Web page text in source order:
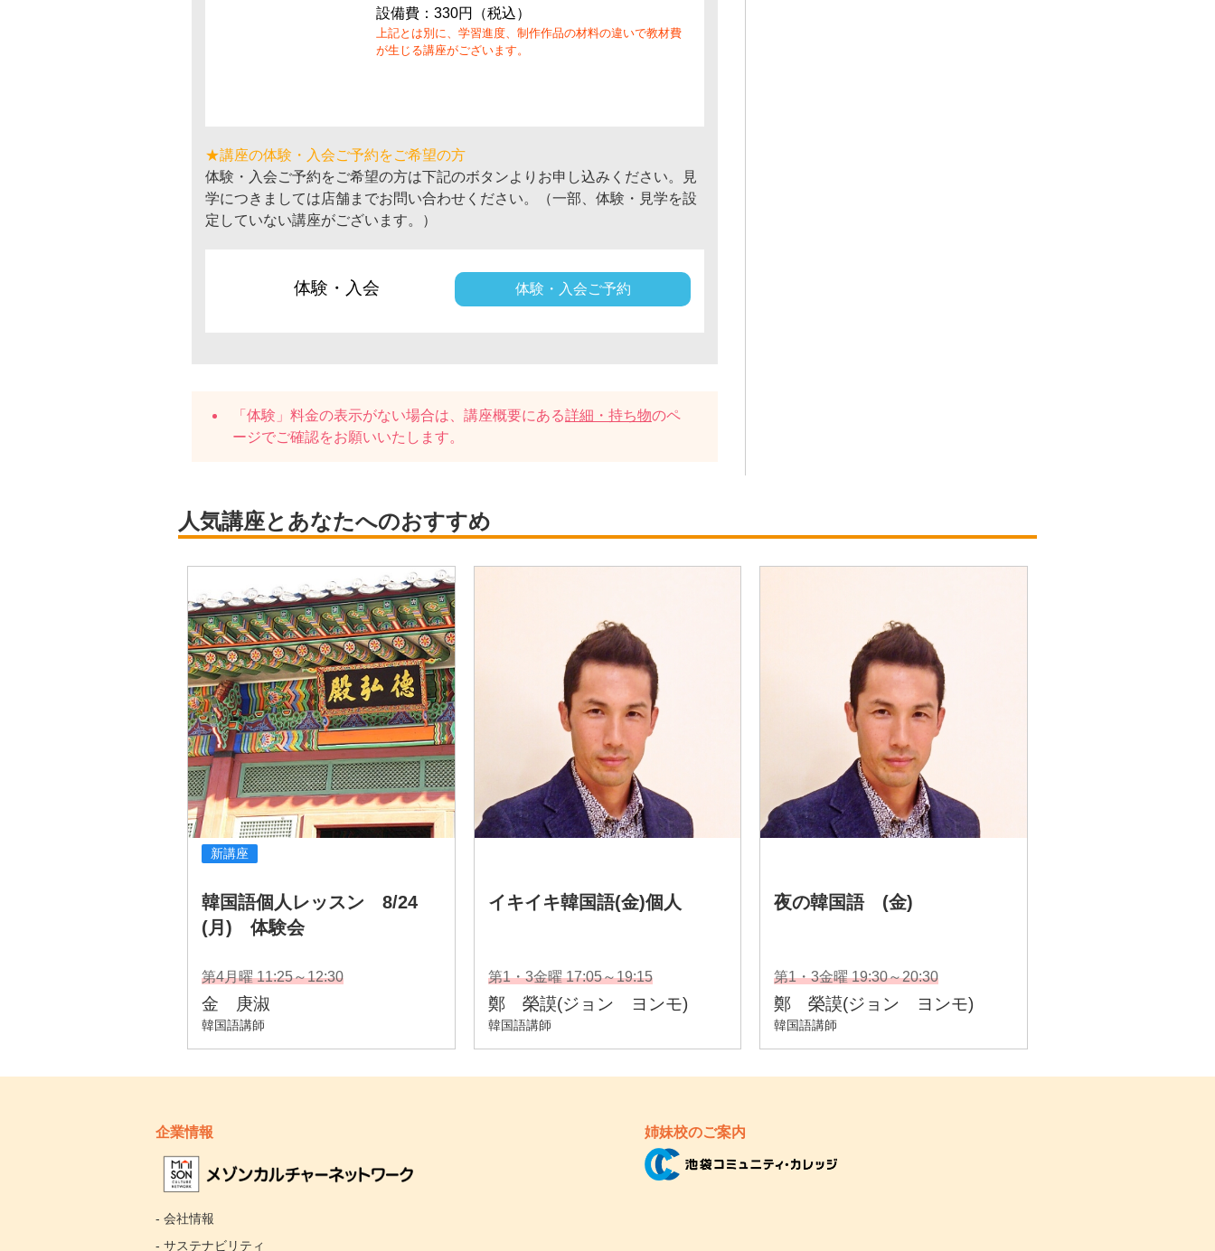
設備費：330円（税込）
上記とは別に、学習進度、制作作品の材料の違いで教材費
が生じる講座がございます。
★講座の体験・入会ご予約をご希望の方
体験・入会ご予約をご希望の方は下記のボタンよりお申し込みください。見
学につきましては店舗までお問い合わせください。（一部、体験・見学を設
定していない講座がございます。）
体験・入会 体験・入会ご予約
「体験」料金の表示がない場合は、講座概要にある詳細・持ち物のペ
ージでご確認をお願いいたします。
企業情報
- 会社情報
- サステナビリティ
姉妹校のご案内